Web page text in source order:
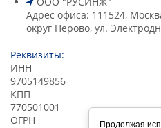
Адрес офиса: 111524,
округ Перово, ул.
Реквизиты:
ИНН
9705149856
КПП
770501001
ОГРН
Продолжая